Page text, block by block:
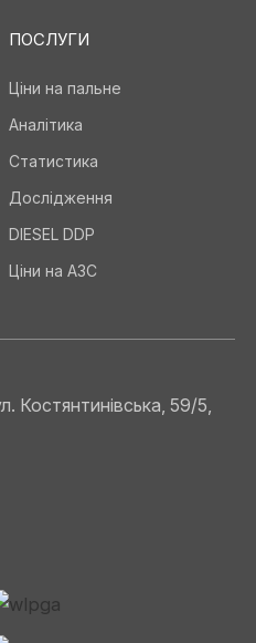
ПОСЛУГИ
Ціни на пальне
Аналітика
Статистика
Дослідження
DIESEL DDP
Ціни на АЗС
Костянтинівська, 59/5,